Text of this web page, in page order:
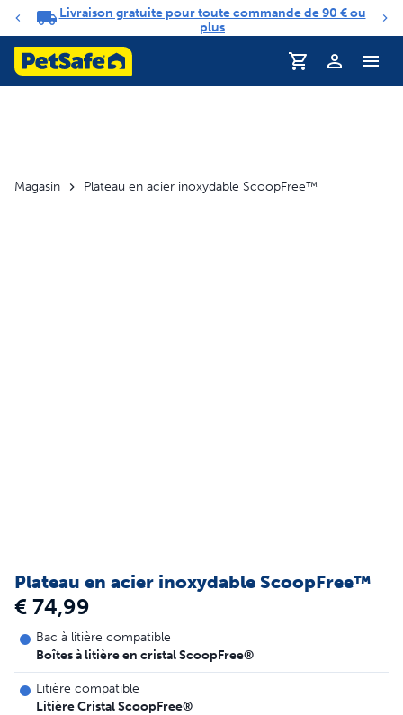
Carrousel de notifications
Livraison gratuite pour toute commande de 90 € ou
plus
Profil
Magasin Plateau en acier inoxydable ScoopFree™
Plateau en acier inoxydable ScoopFree™
€ 74,99
Bac à litière compatible
Boîtes à litière en cristal ScoopFree®
Litière compatible
Litière Cristal ScoopFree®